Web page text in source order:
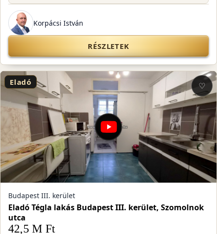
Korpácsi István
RÉSZLETEK
Eladó ♡
Budapest III. kerület
Eladó Tégla lakás Budapest III. kerület, Szomolnok
utca
42,5 M Ft